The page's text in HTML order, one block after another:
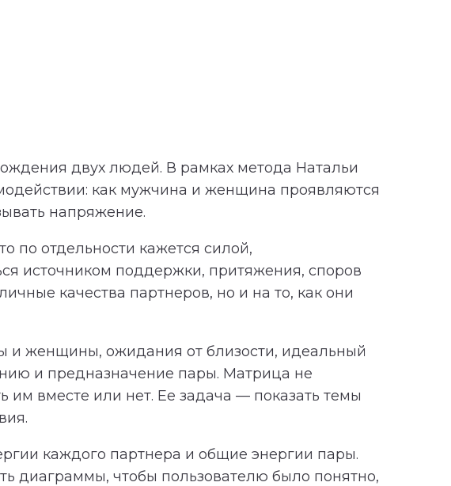
двух людей. В рамках метода Натальи
как мужчина и женщина проявляются
напряжение.
по отдельности кажется силой,
источником поддержки, притяжения, споров
качества партнеров, но и на то, как они
и женщины, ожидания от близости, идеальный
и предназначение пары. Матрица не
им вместе или нет. Ее задача — показать темы
каждого партнера и общие энергии пары.
диаграммы, чтобы пользователю было понятно,